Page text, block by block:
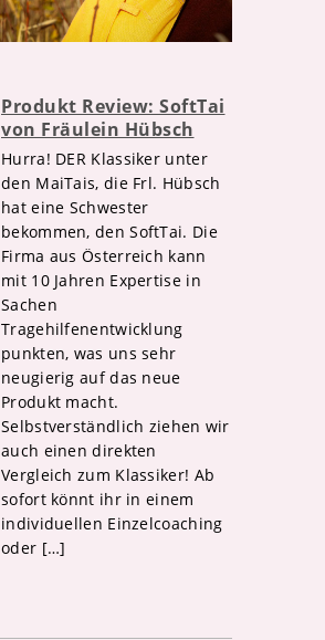
Produkt Review: SoftTai
von Fräulein Hübsch
Hurra! DER Klassiker unter
den MaiTais, die Frl. Hübsch
hat eine Schwester
bekommen, den SoftTai. Die
Firma aus Österreich kann
mit 10 Jahren Expertise in
Sachen
Tragehilfenentwicklung
punkten, was uns sehr
neugierig auf das neue
Produkt macht.
Selbstverständlich ziehen wir
auch einen direkten
Vergleich zum Klassiker! Ab
sofort könnt ihr in einem
individuellen Einzelcoaching
oder […]